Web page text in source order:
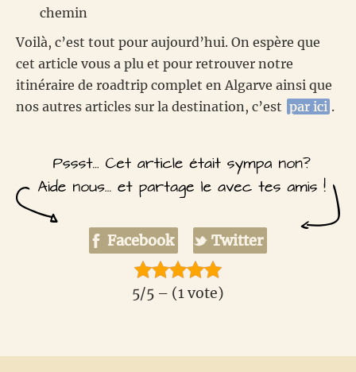
chemin
Voilà, c’est tout pour aujourd’hui. On espère que
cet article vous a plu et pour retrouver notre
itinéraire de roadtrip complet en Algarve ainsi que
nos autres articles sur la destination, c’est par ici .
Facebook Twitter
5/5 – (1 vote)